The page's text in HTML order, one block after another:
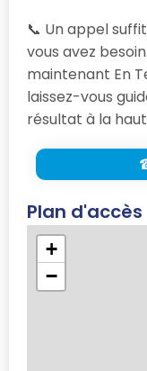
📞 Un appel
vous avez
maintenant En
laissez-vous
résultat à la
Plan d'accès
+
−